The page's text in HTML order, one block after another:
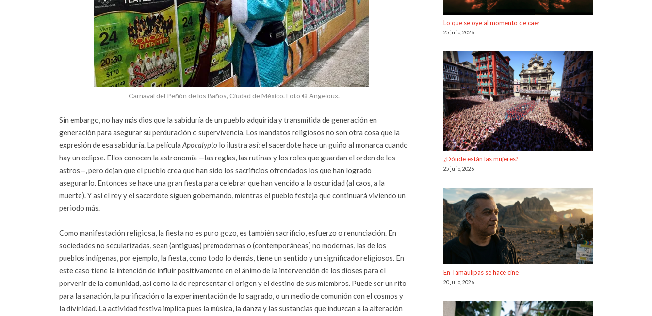
Carnaval del Peñón de los Baños, Ciudad de México. Foto © Angeloux.
Sin embargo, no hay más dios que la sabiduría de un pueblo adquirida y transmitida de generación en
generación para asegurar su perduración o supervivencia. Los mandatos religiosos no son otra cosa que la
expresión de esa sabiduría. La película Apocalypto lo ilustra así: el sacerdote hace un guiño al monarca cuando
hay un eclipse. Ellos conocen la astronomía —las reglas, las rutinas y los roles que guardan el orden de los
astros—, pero dejan que el pueblo crea que han sido los sacrificios ofrendados los que han logrado
asegurarlo. Entonces se hace una gran fiesta para celebrar que han vencido a la oscuridad (al caos, a la
muerte). Y así el rey y el sacerdote siguen gobernando, mientras el pueblo festeja que continuará viviendo un
periodo más.
Como manifestación religiosa, la fiesta no es puro gozo, es también sacrificio, esfuerzo o renunciación. En
sociedades no secularizadas, sean (antiguas) premodernas o (contemporáneas) no modernas, las de los
pueblos indígenas, por ejemplo, la fiesta, como todo lo demás, tiene un sentido y un significado religiosos. En
este caso tiene la intención de influir positivamente en el ánimo de la intervención de los dioses para el
porvenir de la comunidad, así como la de representar el origen y el destino de sus miembros. Puede ser un rito
para la sanación, la purificación o la experimentación de lo sagrado, o un medio de comunión con el cosmos y
la divinidad. La actividad festiva implica pues la música, la danza y las sustancias que induzcan a la alteración
Lo que se oye al momento de caer
25 julio, 2026
¿Dónde están las mujeres?
25 julio, 2026
En Tamaulipas se hace cine
20 julio, 2026